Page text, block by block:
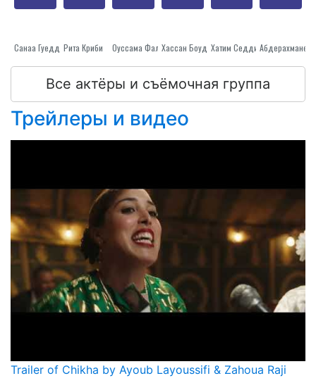
Санаа ГуеддарРита Криби Оуссама Фал Хассан БоудоурХатим Седдики
Все актёры и съёмочная группа
Трейлеры и видео
Trailer of Chikha by Ayoub Layoussifi & Zahoua Raji